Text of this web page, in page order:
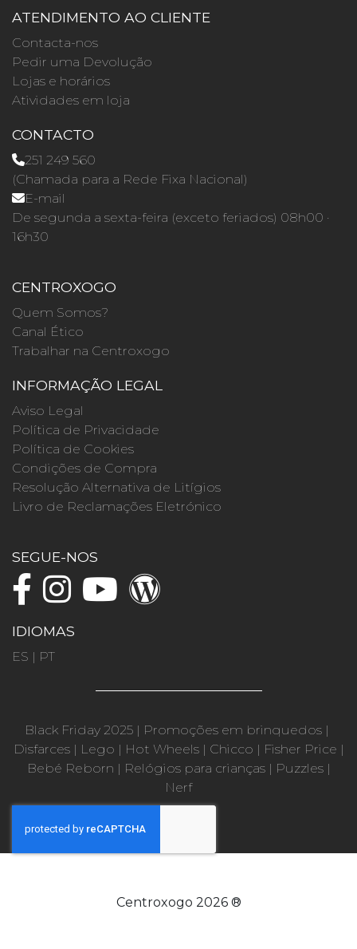
ATENDIMENTO AO CLIENTE
Contacta-nos
Pedir uma Devolução
Lojas e horários
Atividades em loja
CONTACTO
251 249 560
(Chamada para a Rede Fixa Nacional)
E-mail
De segunda a sexta-feira (exceto feriados) 08h00 ·
16h30
CENTROXOGO
Quem Somos?
Canal Ético
Trabalhar na Centroxogo
INFORMAÇÃO LEGAL
Aviso Legal
Política de Privacidade
Política de Cookies
Condições de Compra
Resolução Alternativa de Litígios
Livro de Reclamações Eletrónico
SEGUE-NOS
IDIOMAS
ES | PT
Black Friday 2025 | Promoções em brinquedos |
Disfarces| Lego | Hot Wheels| Chicco | Fisher Price |
Bebé Reborn | Relógios para crianças| Puzzles|
Nerf
Centroxogo 2026 ®